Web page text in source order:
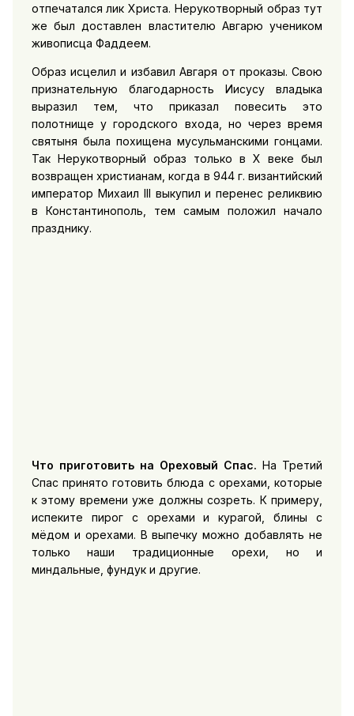
отпечатался лик Христа. Нерукотворный образ тут
же был доставлен властителю Авгарю учеником
живописца Фаддеем.
Образ исцелил и избавил Авгаря от проказы. Свою
признательную благодарность Иисусу владыка
выразил тем, что приказал повесить это
полотнище у городского входа, но через время
святыня была похищена мусульманскими гонцами.
Так Нерукотворный образ только в X веке был
возвращен христианам, когда в 944 г. византийский
император Михаил ІІІ выкупил и перенес реликвию
в Константинополь, тем самым положил начало
празднику.
Что приготовить на Ореховый Спас.На Третий
Спас принято готовить блюда с орехами, которые
к этому времени уже должны созреть. К примеру,
испеките пирог с орехами и курагой, блины с
мёдом и орехами. В выпечку можно добавлять не
только наши традиционные орехи, но и
миндальные, фундук и другие.